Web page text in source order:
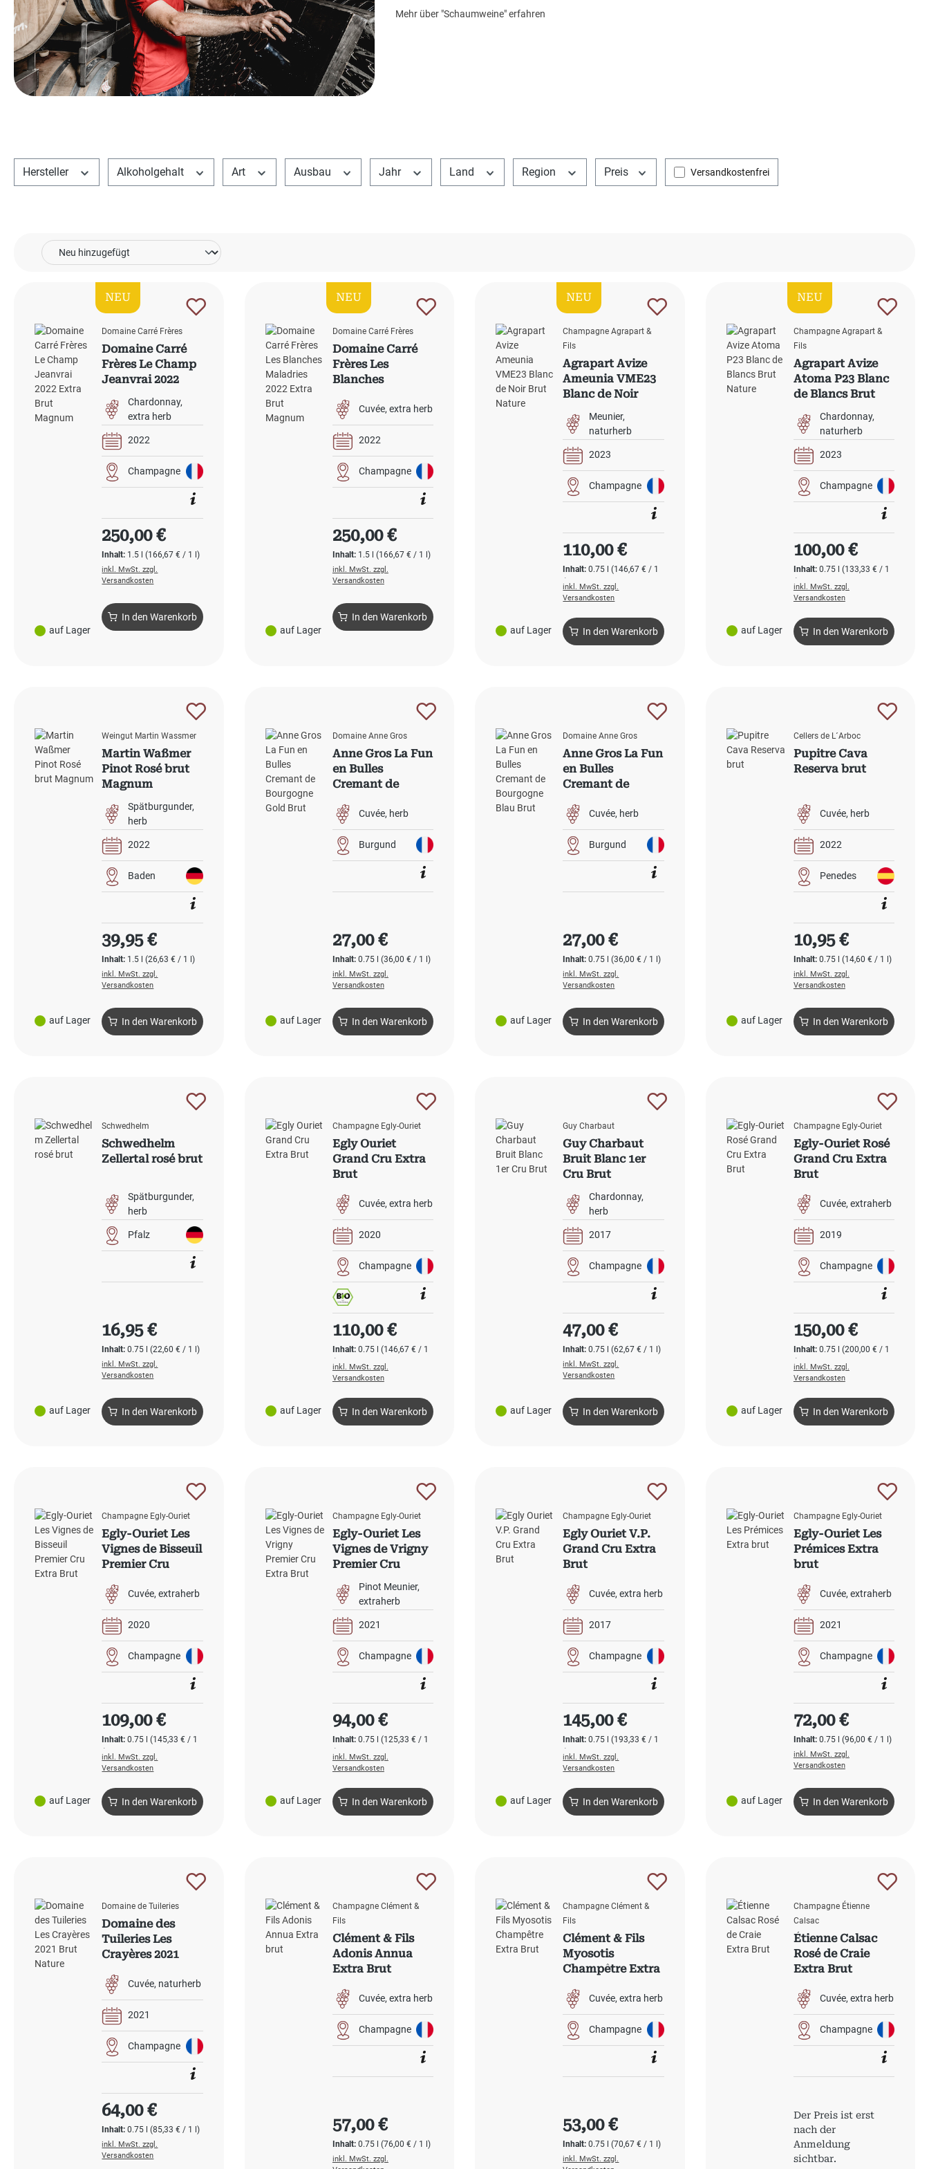
Mehr über "Schaumweine" erfahren
Hersteller Alkoholgehalt Art Ausbau Jahr Land Region Preis Filter hinzufügen: Versandkostenfrei
Versandkostenfrei
NEU
auf Lager
Domaine Carré Frères
Domaine Carré
Frères Le Champ
Jeanvrai 2022
Magnum
Chardonnay
extra herb
2022
Champagne
Inhalt: 1.5 l(166,67 € / 1 l)
Regulärer Preis:
250,00 €
inkl. MwSt. zzgl.
Versandkosten
In den Warenkorb
NEU
auf Lager
Domaine Carré Frères
Domaine Carré
Frères Les
Blanches
Extra Brut
Magnum
Cuvée extra herb
2022
Champagne
Inhalt: 1.5 l (166,67 € / 1 l)
Regulärer Preis:
250,00 €
inkl. MwSt. zzgl.
Versandkosten
In den Warenkorb
NEU
auf Lager
Champagne Agrapart &
Fils
Agrapart Avize
Ameunia VME23
Blanc de Noir
Meunier
naturherb
2023
Champagne
Inhalt:0.75 l(146,67 € / 1
l)
Regulärer Preis:
110,00 €
inkl. MwSt. zzgl.
Versandkosten
In den Warenkorb
NEU
auf Lager
Champagne Agrapart &
Fils
Agrapart Avize
Atoma P23 Blanc
de Blancs Brut
Chardonnay
naturherb
2023
Champagne
Inhalt: 0.75 l (133,33 € / 1
l)
Regulärer Preis:
100,00 €
inkl. MwSt. zzgl.
Versandkosten
In den Warenkorb
auf Lager
Weingut Martin Wassmer
Martin Waßmer
Pinot Rosé brut
Magnum
Spätburgunder
herb
2022
Baden
Inhalt: 1.5 l(26,63 € / 1 l)
Regulärer Preis:
39,95 €
inkl. MwSt. zzgl.
Versandkosten
In den Warenkorb auf Lager
Domaine Anne Gros
Anne Gros La Fun
en Bulles
Cremant de
Brut
Cuvée herb
Burgund
Inhalt: 0.75 l (36,00 € / 1 l)
Regulärer Preis:
27,00 €
inkl. MwSt. zzgl.
Versandkosten
In den Warenkorb auf Lager
Domaine Anne Gros
Anne Gros La Fun
en Bulles
Cremant de
Brut
Cuvée herb
Burgund
Inhalt:0.75 l(36,00 € / 1 l)
Regulärer Preis:
27,00 €
inkl. MwSt. zzgl.
Versandkosten
In den Warenkorb auf Lager
Cellers de L´Arboc
Pupitre Cava
Reserva brut
Cuvée herb
2022
Penedes
Inhalt: 0.75 l (14,60 € / 1 l)
Regulärer Preis:
10,95 €
inkl. MwSt. zzgl.
Versandkosten
In den Warenkorb
auf Lager
Schwedhelm
Schwedhelm
Zellertal rosé brut
Spätburgunder
herb
Pfalz
Inhalt:0.75 l(22,60 € / 1 l)
Regulärer Preis:
16,95 €
inkl. MwSt. zzgl.
Versandkosten
In den Warenkorb auf Lager
Champagne Egly-Ouriet
Egly Ouriet
Grand Cru Extra
Brut
Cuvée extra herb
2020
Champagne
Inhalt: 0.75 l (146,67 € / 1
l)
Regulärer Preis:
110,00 €
inkl. MwSt. zzgl.
Versandkosten
In den Warenkorb auf Lager
Guy Charbaut
Guy Charbaut
Bruit Blanc 1er
Cru Brut
Chardonnay
herb
2017
Champagne
Inhalt:0.75 l(62,67 € / 1 l)
Regulärer Preis:
47,00 €
inkl. MwSt. zzgl.
Versandkosten
In den Warenkorb auf Lager
Champagne Egly-Ouriet
Egly-Ouriet Rosé
Grand Cru Extra
Brut
Cuvée extraherb
2019
Champagne
Inhalt: 0.75 l (200,00 € / 1
l)
Regulärer Preis:
150,00 €
inkl. MwSt. zzgl.
Versandkosten
In den Warenkorb
auf Lager
Champagne Egly-Ouriet
Egly-Ouriet Les
Vignes de Bisseuil
Premier Cru
Cuvée extraherb
2020
Champagne
Inhalt:0.75 l(145,33 € / 1
l)
Regulärer Preis:
109,00 €
inkl. MwSt. zzgl.
Versandkosten
In den Warenkorb auf Lager
Champagne Egly-Ouriet
Egly-Ouriet Les
Vignes de Vrigny
Premier Cru
Pinot Meunier
extraherb
2021
Champagne
Inhalt: 0.75 l (125,33 € / 1
l)
Regulärer Preis:
94,00 €
inkl. MwSt. zzgl.
Versandkosten
In den Warenkorb auf Lager
Champagne Egly-Ouriet
Egly Ouriet V.P.
Grand Cru Extra
Brut
Cuvée extra herb
2017
Champagne
Inhalt:0.75 l(193,33 € / 1
l)
Regulärer Preis:
145,00 €
inkl. MwSt. zzgl.
Versandkosten
In den Warenkorb auf Lager
Champagne Egly-Ouriet
Egly-Ouriet Les
Prémices Extra
brut
Cuvée extraherb
2021
Champagne
Inhalt: 0.75 l (96,00 € / 1 l)
Regulärer Preis:
72,00 €
inkl. MwSt. zzgl.
Versandkosten
In den Warenkorb
Domaine de Tuileries
Domaine des
Tuileries Les
Crayères 2021
Cuvée naturherb
2021
Champagne
Inhalt:0.75 l(85,33 € / 1 l)
Regulärer Preis:
64,00 €
inkl. MwSt. zzgl.
Versandkosten
Champagne Clément &
Fils
Clément & Fils
Adonis Annua
Extra Brut
Cuvée extra herb
Champagne
Inhalt: 0.75 l (76,00 € / 1 l)
Regulärer Preis:
57,00 €
inkl. MwSt. zzgl.
Champagne Clément &
Fils
Clément & Fils
Myosotis
Champêtre Extra
Cuvée extra herb
Champagne
Inhalt:0.75 l(70,67 € / 1 l)
Regulärer Preis:
53,00 €
inkl. MwSt. zzgl.
Champagne Étienne
Calsac
Étienne Calsac
Rosé de Craie
Extra Brut
Cuvée extra herb
Champagne
Der Preis ist erst
nach der
Anmeldung
sichtbar.